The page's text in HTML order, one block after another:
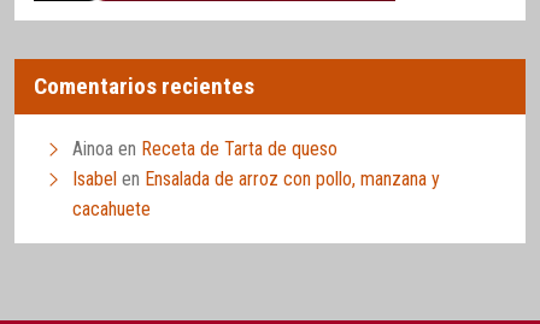
Comentarios recientes
Ainoa en Receta de Tarta de queso
Isabel en Ensalada de arroz con pollo, manzana y
cacahuete